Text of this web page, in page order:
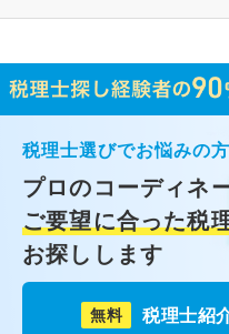
税理士選びでお悩みの
プロのコーディネ
ご要望に合った税
お探しします
無料 税理士紹